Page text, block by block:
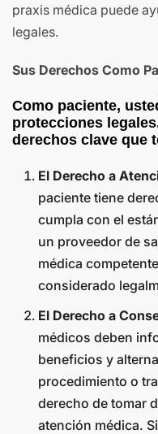
praxis médica puede
legales.
Sus Derechos Como
Como paciente,
protecciones
derechos clave que
El Derecho a
paciente tiene
cumpla con el
un proveedor de
médica
considerado
El Derecho a
médicos deben
beneficios y
procedimiento o
derecho de tomar
atención médica.